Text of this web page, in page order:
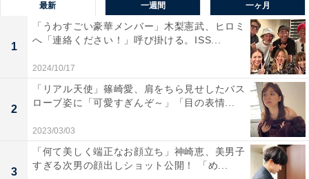
最新 一週間 一ヶ月
1
「うわすごい豪華メンバー」木梨憲武、ヒロミ
へ「連絡ください！」呼び掛ける。ISS...
2024/10/17
2
「リアル天使」篠崎愛、肩をちら見せしたバス
ローブ姿に「可愛すぎんぞ～」「目の表情...
2023/03/03
3
「何て美しく端正なお顔立ち」神崎恵、美男子
すぎる次男の顔出しショット公開！ 「め...